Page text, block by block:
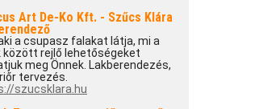
Art De-Ko Kft. - Szűcs Klára
a csupasz falakat látja, mi a
között rejlő lehetőségeket
meg Önnek. Lakberendezés,
tervezés.
szucsklara.hu